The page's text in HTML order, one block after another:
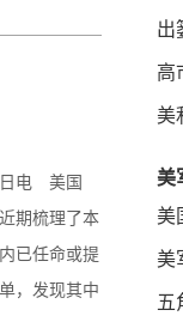
日电 美国
期梳理了本
已任命或提
，发现其中
出
高
美
美
美
美
五